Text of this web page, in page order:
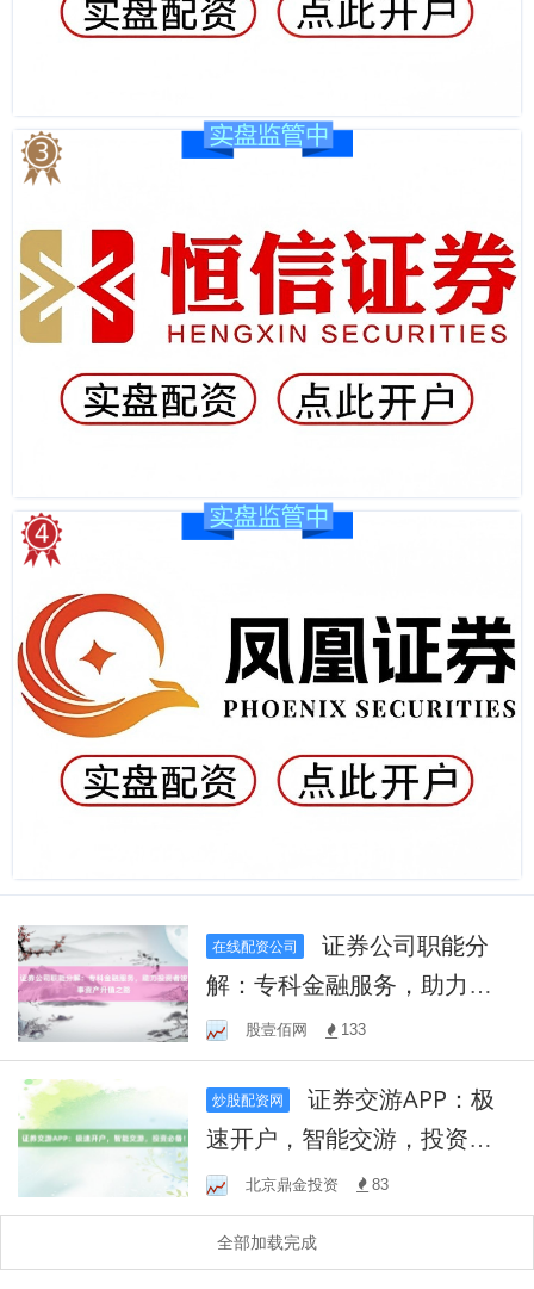
在线配资公司
证券公司职能分
解：专科金融服务，助力投
资者竣事资产升值之路
股壹佰网 133
炒股配资网
证券交游APP：极
速开户，智能交游，投资必
备！北京鼎金投资 83
全部加载完成